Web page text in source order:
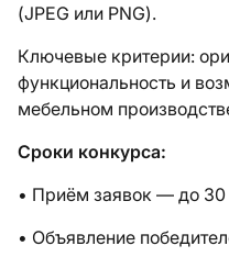
(JPEG или PNG).
Ключевые критерии:
функциональность и
мебельном
Сроки конкурса:
• Приём заявок — до 30
• Объявление